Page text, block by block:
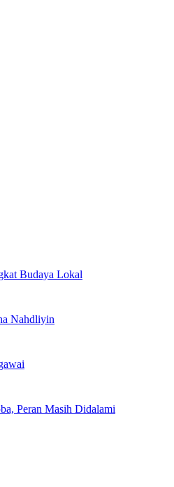
Budaya Lokal
Nahdliyin
Peran Masih Didalami